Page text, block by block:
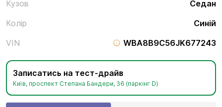
Кузов
Седан
Колір
Синій
VIN
WBA8B9C56JK677243
Записатись на тест-драйв
Київ, проспект Степана Бандери, 36 (паркінг D)